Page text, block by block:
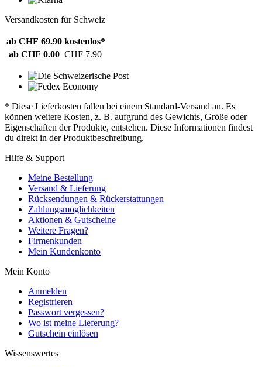
Versandkosten für Schweiz
ab CHF 69.90 kostenlos*
ab CHF 0.00 CHF 7.90
* Diese Lieferkosten fallen bei einem Standard-Versand an. Es
können weitere Kosten, z. B. aufgrund des Gewichts, Größe oder
Eigenschaften der Produkte, entstehen. Diese Informationen findest
du direkt in der Produktbeschreibung.
Hilfe & Support
Meine Bestellung
Versand & Lieferung
Rücksendungen & Rückerstattungen
Zahlungsmöglichkeiten
Aktionen & Gutscheine
Weitere Fragen?
Firmenkunden
Mein Kundenkonto
Mein Konto
Anmelden
Registrieren
Passwort vergessen?
Wo ist meine Lieferung?
Gutschein einlösen
Wissenswertes